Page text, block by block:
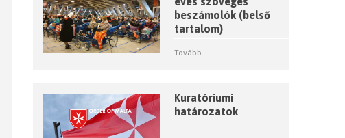
beszámolók (belső
tartalom)
Tovább
Kuratóriumi
határozatok